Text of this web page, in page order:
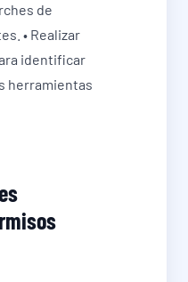
de
• Realizar
identificar
herramientas